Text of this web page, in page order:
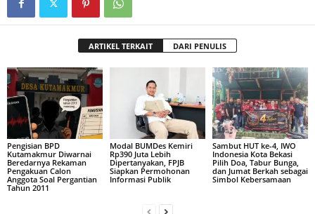
ARTIKEL TERKAIT DARI PENULIS
Pengisian BPD
Kutamakmur Diwarnai
Beredarnya Rekaman
Pengakuan Calon
Anggota Soal Pergantian
Tahun 2011
Modal BUMDes Kemiri
Rp390 Juta Lebih
Dipertanyakan, FPJB
Siapkan Permohonan
Informasi Publik
Sambut HUT ke-4, IWO
Indonesia Kota Bekasi
Pilih Doa, Tabur Bunga,
dan Jumat Berkah sebagai
Simbol Kebersamaan